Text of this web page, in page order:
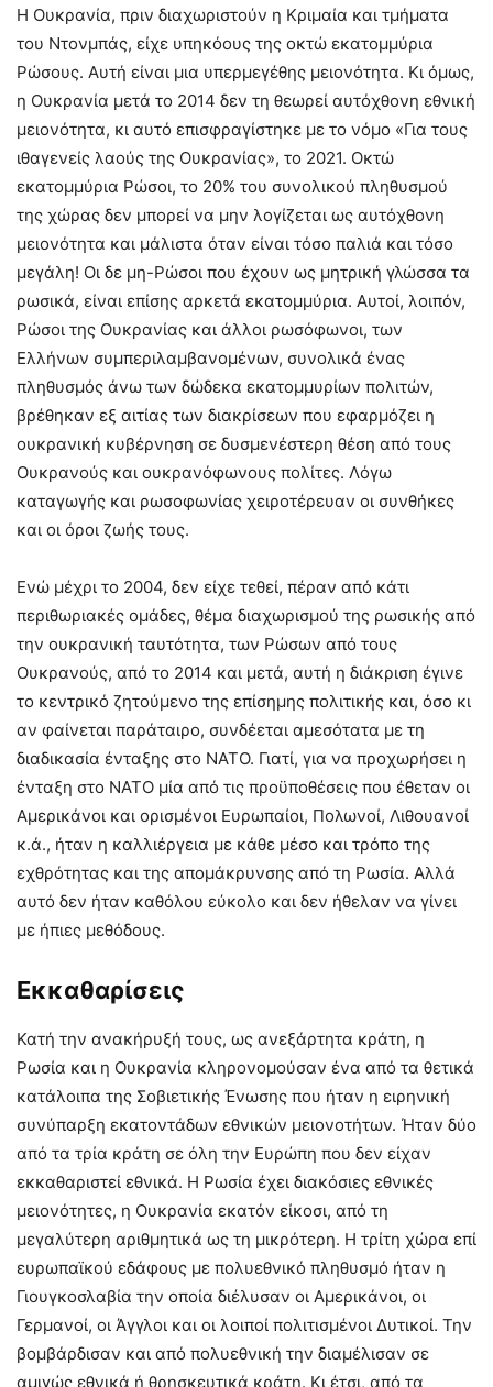
Η Ουκρανία, πριν διαχωριστούν η Κριμαία και τμήματα
του Ντονμπάς, είχε υπηκόους της οκτώ εκατομμύρια
Ρώσους. Αυτή είναι μια υπερμεγέθης μειονότητα. Κι όμως,
η Ουκρανία μετά το 2014 δεν τη θεωρεί αυτόχθονη εθνική
μειονότητα, κι αυτό επισφραγίστηκε με το νόμο «Για τους
ιθαγενείς λαούς της Ουκρανίας», το 2021. Οκτώ
εκατομμύρια Ρώσοι, το 20% του συνολικού πληθυσμού
της χώρας δεν μπορεί να μην λογίζεται ως αυτόχθονη
μειονότητα και μάλιστα όταν είναι τόσο παλιά και τόσο
μεγάλη! Οι δε μη-Ρώσοι που έχουν ως μητρική γλώσσα τα
ρωσικά, είναι επίσης αρκετά εκατομμύρια. Αυτοί, λοιπόν,
Ρώσοι της Ουκρανίας και άλλοι ρωσόφωνοι, των
Ελλήνων συμπεριλαμβανομένων, συνολικά ένας
πληθυσμός άνω των δώδεκα εκατομμυρίων πολιτών,
βρέθηκαν εξ αιτίας των διακρίσεων που εφαρμόζει η
ουκρανική κυβέρνηση σε δυσμενέστερη θέση από τους
Ουκρανούς και ουκρανόφωνους πολίτες. Λόγω
καταγωγής και ρωσοφωνίας χειροτέρευαν οι συνθήκες
και οι όροι ζωής τους.
Ενώ μέχρι το 2004, δεν είχε τεθεί, πέραν από κάτι
περιθωριακές ομάδες, θέμα διαχωρισμού της ρωσικής από
την ουκρανική ταυτότητα, των Ρώσων από τους
Ουκρανούς, από το 2014 και μετά, αυτή η διάκριση έγινε
το κεντρικό ζητούμενο της επίσημης πολιτικής και, όσο κι
αν φαίνεται παράταιρο, συνδέεται αμεσότατα με τη
διαδικασία ένταξης στο ΝΑΤΟ. Γιατί, για να προχωρήσει η
ένταξη στο ΝΑΤΟ μία από τις προϋποθέσεις που έθεταν οι
Αμερικάνοι και ορισμένοι Ευρωπαίοι, Πολωνοί, Λιθουανοί
κ.ά., ήταν η καλλιέργεια με κάθε μέσο και τρόπο της
εχθρότητας και της απομάκρυνσης από τη Ρωσία. Αλλά
αυτό δεν ήταν καθόλου εύκολο και δεν ήθελαν να γίνει
με ήπιες μεθόδους.
Εκκαθαρίσεις
Κατή την ανακήρυξή τους, ως ανεξάρτητα κράτη, η
Ρωσία και η Ουκρανία κληρονομούσαν ένα από τα θετικά
κατάλοιπα της Σοβιετικής Ένωσης που ήταν η ειρηνική
συνύπαρξη εκατοντάδων εθνικών μειονοτήτων. Ήταν δύο
από τα τρία κράτη σε όλη την Ευρώπη που δεν είχαν
εκκαθαριστεί εθνικά. Η Ρωσία έχει διακόσιες εθνικές
μειονότητες, η Ουκρανία εκατόν είκοσι, από τη
μεγαλύτερη αριθμητικά ως τη μικρότερη. Η τρίτη χώρα επί
ευρωπαϊκού εδάφους με πολυεθνικό πληθυσμό ήταν η
Γιουγκοσλαβία την οποία διέλυσαν οι Αμερικάνοι, οι
Γερμανοί, οι Άγγλοι και οι λοιποί πολιτισμένοι Δυτικοί. Την
βομβάρδισαν και από πολυεθνική την διαμέλισαν σε
αμιγώς εθνικά ή θρησκευτικά κράτη. Κι έτσι, από τα